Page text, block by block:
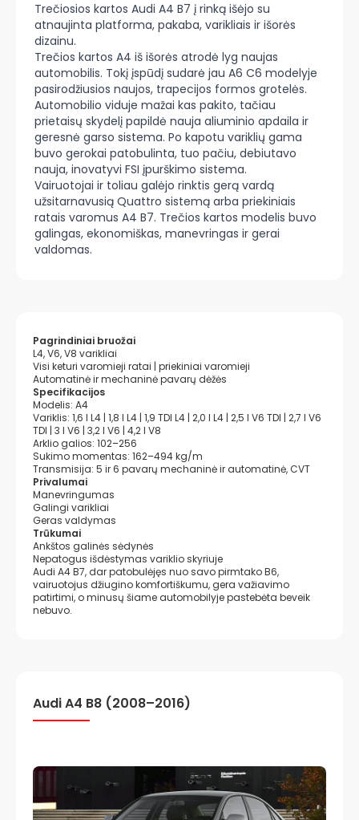
Trečiosios kartos Audi A4 B7 į rinką išėjo su
atnaujinta platforma, pakaba, varikliais ir išorės
dizainu.
Trečios kartos A4 iš išorės atrodė lyg naujas
automobilis. Tokį įspūdį sudarė jau A6 C6 modelyje
pasirodžiusios naujos, trapecijos formos grotelės.
Automobilio viduje mažai kas pakito, tačiau
prietaisų skydelį papildė nauja aliuminio apdaila ir
geresnė garso sistema. Po kapotu variklių gama
buvo gerokai patobulinta, tuo pačiu, debiutavo
nauja, inovatyvi FSI įpurškimo sistema.
Vairuotojai ir toliau galėjo rinktis gerą vardą
užsitarnavusią Quattro sistemą arba priekiniais
ratais varomus A4 B7. Trečios kartos modelis buvo
galingas, ekonomiškas, manevringas ir gerai
valdomas.
Pagrindiniai bruožai
L4, V6, V8 varikliai
Visi keturi varomieji ratai | priekiniai varomieji
Automatinė ir mechaninė pavarų dėžės
Specifikacijos
Modelis: A4
Variklis: 1,6 l L4 | 1,8 l L4 | 1,9 TDI L4 | 2,0 l L4 | 2,5 l V6 TDI | 2,7 l V6
TDI | 3 l V6 | 3,2 l V6 | 4,2 l V8
Arklio galios: 102–256
Sukimo momentas: 162–494 kg/m
Transmisija: 5 ir 6 pavarų mechaninė ir automatinė, CVT
Privalumai
Manevringumas
Galingi varikliai
Geras valdymas
Trūkumai
Ankštos galinės sėdynės
Nepatogus išdėstymas variklio skyriuje
Audi A4 B7, dar patobulėjęs nuo savo pirmtako B6,
vairuotojus džiugino komfortiškumu, gera važiavimo
patirtimi, o minusų šiame automobilyje pastebėta beveik
nebuvo.
Audi A4 B8 (2008–2016)